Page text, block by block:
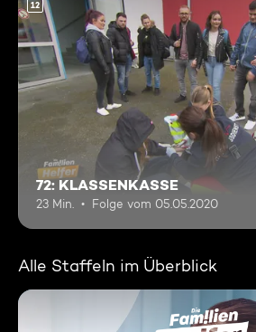
12
72: KLASSENKASSE
23 Min. Folge vom 05.05.2020
Alle Staffeln im Überblick